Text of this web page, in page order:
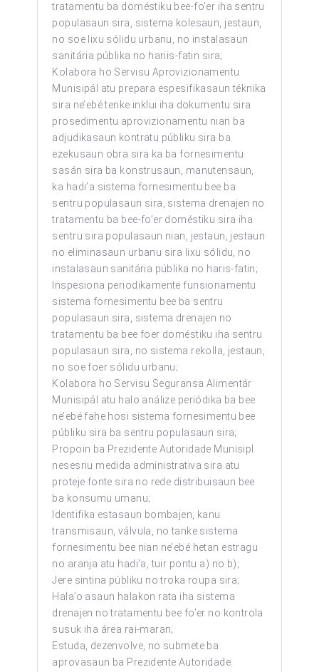
tratamentu ba doméstiku bee-fo’er iha sentru
populasaun sira, sistema kolesaun, jestaun,
no soe lixu sólidu urbanu, no instalasaun
sanitária públika no hariis-fatin sira;
Kolabora ho Servisu Aprovizionamentu
Munisipál atu prepara espesifikasaun téknika
sira ne’ebé tenke inklui iha dokumentu sira
prosedimentu aprovizionamentu nian ba
adjudikasaun kontratu públiku sira ba
ezekusaun obra sira ka ba fornesimentu
sasán sira ba konstrusaun, manutensaun,
ka hadi’a sistema fornesimentu bee ba
sentru populasaun sira, sistema drenajen no
tratamentu ba bee-fo’er doméstiku sira iha
sentru sira populasaun nian, jestaun, jestaun
no eliminasaun urbanu sira lixu sólidu, no
instalasaun sanitária públika no haris-fatin;
Inspesiona periodikamente funsionamentu
sistema fornesimentu bee ba sentru
populasaun sira, sistema drenajen no
tratamentu ba bee foer doméstiku iha sentru
populasaun sira, no sistema rekolla, jestaun,
no soe foer sólidu urbanu;
Kolabora ho Servisu Seguransa Alimentár
Munisipál atu halo análize periódika ba bee
ne’ebé fahe hosi sistema fornesimentu bee
públiku sira ba sentru populasaun sira;
Propoin ba Prezidente Autoridade Munisipl
nesesriu medida administrativa sira atu
proteje fonte sira no rede distribuisaun bee
ba konsumu umanu;
Identifika estasaun bombajen, kanu
transmisaun, válvula, no tanke sistema
fornesimentu bee nian ne’ebé hetan estragu
no aranja atu hadi’a, tuir pontu a) no b);
Jere sintina públiku no troka roupa sira;
Hala’o asaun halakon rata iha sistema
drenajen no tratamentu bee fo’er no kontrola
susuk iha área rai-maran;
Estuda, dezenvolve, no submete ba
aprovasaun ba Prezidente Autoridade